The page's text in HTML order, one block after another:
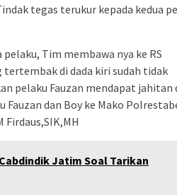
tegas terukur kepada kedua
Tim membawa nya ke RS
tertembak di dada kiri sudah tidak
pelaku Fauzan mendapat jahitan
dan Boy ke Mako
Jatim Soal Tarikan